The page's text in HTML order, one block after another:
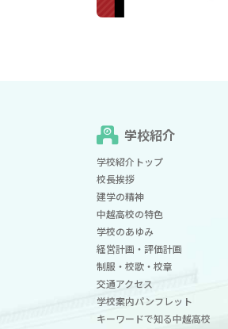
学校紹介
学校紹介トップ
校長挨拶
建学の精神
中越高校の特色
学校のあゆみ
経営計画・評価計画
制服・校歌・校章
交通アクセス
学校案内パンフレット
キーワードで知る中越高校